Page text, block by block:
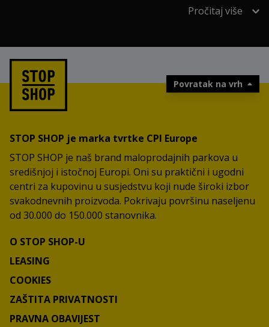
Pročitaj više
Povratak na vrh
STOP SHOP je marka tvrtke CPI Europe
STOP SHOP je naš brand maloprodajnih parkova u
središnjoj i istočnoj Europi. Oni su praktični i ugodni
centri za kupovinu u susjedstvu koji nude široki izbor
svakodnevnih proizvoda. Pokrivaju površinu naseljenu
od 30.000 do 150.000 stanovnika.
O STOP SHOP-U
LEASING
COOKIES
ZAŠTITA PRIVATNOSTI
PRAVNA OBAVIJEST